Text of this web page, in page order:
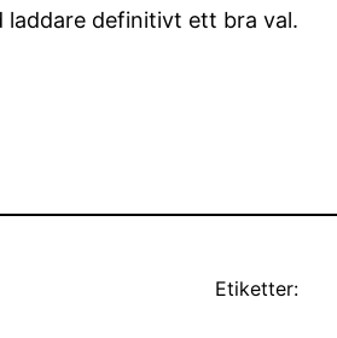
laddare definitivt ett bra val.
Etiketter: